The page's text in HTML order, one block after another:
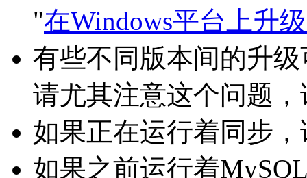
"在Windows平台上升
有些不同版本间的升
请尤其注意这个问题
如果正在运行着同步
如果之前运行着